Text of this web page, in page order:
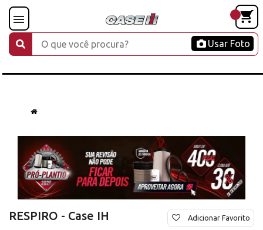
Usar Foto
RESPIRO - Case IH Adicionar Favorito